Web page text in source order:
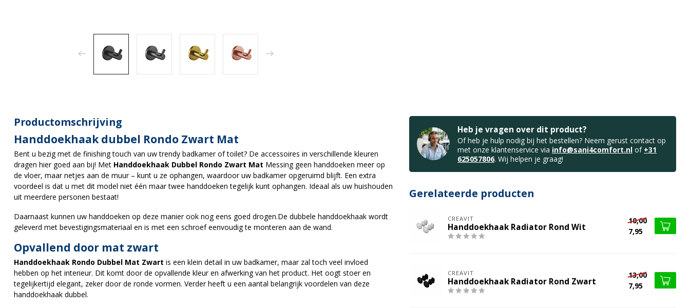
Productomschrijving
Handdoekhaak dubbel Rondo Zwart Mat
Bent u bezig met de finishing touch van uw trendy badkamer of toilet? De accessoires in verschillende kleuren
dragen hier goed aan bij! Met Handdoekhaak Dubbel Rondo Zwart Mat Messing geen handdoeken meer op
de vloer, maar netjes aan de muur – kunt u ze ophangen, waardoor uw badkamer opgeruimd blijft. Een extra
voordeel is dat u met dit model niet één maar twee handdoeken tegelijk kunt ophangen. Ideaal als uw huishouden
uit meerdere personen bestaat!
Daarnaast kunnen uw handdoeken op deze manier ook nog eens goed drogen.De dubbele handdoekhaak wordt
geleverd met bevestigingsmateriaal en is met een schroef eenvoudig te monteren aan de wand.
Opvallend door mat zwart
Handdoekhaak Rondo Dubbel Mat Zwart is een klein detail in uw badkamer, maar zal toch veel invloed
hebben op het interieur. Dit komt door de opvallende kleur en afwerking van het product. Het oogt stoer en
tegelijkertijd elegant, zeker door de ronde vormen. Verder heeft u een aantal belangrijk voordelen van deze
handdoekhaak dubbel.
Heb je vragen over dit product?
Of heb je hulp nodig bij het bestellen? Neem gerust contact op
met onze klantenservice via info@sani4comfort.nl of +31
625057806. Wij helpen je graag!
Gerelateerde producten
CREAVIT
Handdoekhaak Radiator Rond Wit
10,00
7,95
CREAVIT
Handdoekhaak Radiator Rond Zwart
13,00
7,95